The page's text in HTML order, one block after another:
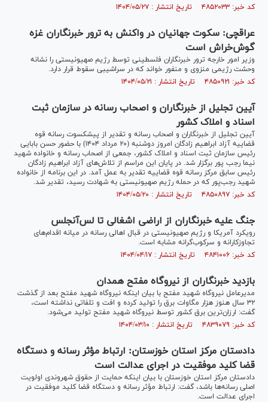
کد خبر: ۴۸۵۲۰۳۳ تاریخ انتشار : ۱۴۰۴/۰۵/۲۷
عراقچی: سکوت جهانیان در واکنش به ترور خبرنگاران غزه
گوش‌خراش است
وزیر امور خارجه ترور خبرنگاران فلسطینی توسط رژیم صهیونیستی را نشانه‌
وحشت رژیمی منزوی و منفور خواند که در سراشیبی سقوط قرار دارد.
کد خبر: ۴۸۵۰۹۲۱ تاریخ انتشار : ۱۴۰۴/۰۵/۲۱
آیین تجلیل از خبرنگاران و اصحاب رسانه در سازمان ثبت
اسناد و املاک کشور
آیین تجلیل از خبرنگاران و اصحاب رسانه و تقدیر از پیشکسوت رسانه قوه
قضاییه آزاد ابراهیم زادگان امروز دوشنبه (۲۰ مرداد ۱۴۰۴) با حضور حسن بابایی
رئیس سازمان ثبت اسناد و املاک کشور، جمعی از اصحاب رسانه و خانواده شهید
نیما رجب پور برگزار شد. در پایان این مراسم از تلاش‌های آزاد ابراهیم زادگان
رئیس سابق مرکز رسانه قوه قضاییه تقدیر به عمل آمد. در این برنامه از خانواده
شهید رجب‌پور که در حمله رژیم صهیونیستی به شهادت رسید، تقدیر شد.
کد خبر: ۴۸۵۰۸۹۷ تاریخ انتشار : ۱۴۰۴/۰۵/۲۰
جنگ علیه خبرنگاران از اراضی اشغالی تا لس‌آنجلس
رویکرد آمریکا و رژیم صهیونیستی در قبال اهالی رسانه در میانه اقدام‌های
تجاوزکارانه و سرکوب‌گرانه مشابه است.
کد خبر: ۴۸۴۱۰۰۶ تاریخ انتشار : ۱۴۰۴/۰۴/۱۷
بازدید خبرنگاران از نیروگاه مفتح همدان
مدیرعامل نیروگاه شهید مفتح با بیان اینکه نیروگاه شهید مفتح بعد از گذشت
۳۲ سال هنوز هزار مگاوات برق را تولید کرده و افت و تلفاتی نداشته است،
گفت: ارزان‌ترین برق کشور توسط نیروگاه شهید مفتح تولید می‌شود.
کد خبر: ۴۸۳۹۰۷۹ تاریخ انتشار : ۱۴۰۴/۰۳/۱۰
دادستان مرکز استان خوزستان: ارتباط مؤثر رسانه و دستگاه
قضا کلید موفقیت در اجرای عدالت است
دادستان مرکز استان خوزستان با بیان اینکه حمایت از حقوق شهروندی اولویت
اصلی رسانه‌ها باشد، گفت: ارتباط مؤثر رسانه و دستگاه قضا کلید موفقیت در
اجرای عدالت است.